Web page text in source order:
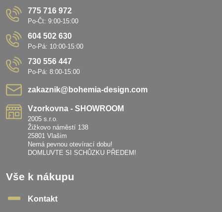
775 716 972
Po-Čt: 9:00-15:00
604 502 630
Po-Pá: 10:00-15:00
730 556 447
Po-Pá: 8:00-15:00
zakaznik​@bohemia-design​.com
Vzorkovna - SHOWROOM
2005 s.r.o.
Žižkovo náměstí 138
25801 Vlašim
Nemá pevnou otevírací dobu!
DOMLUVTE SI SCHŮZKU PŘEDEM!
Vše k nákupu
Kontakt